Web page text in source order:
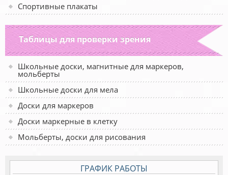
Спортивные плакаты
Таблицы для проверки зрения
Школьные доски, магнитные для маркеров,
мольберты
Школьные доски для мела
Доски для маркеров
Доски маркерные в клетку
Мольберты, доски для рисования
ГРАФИК РАБОТЫ